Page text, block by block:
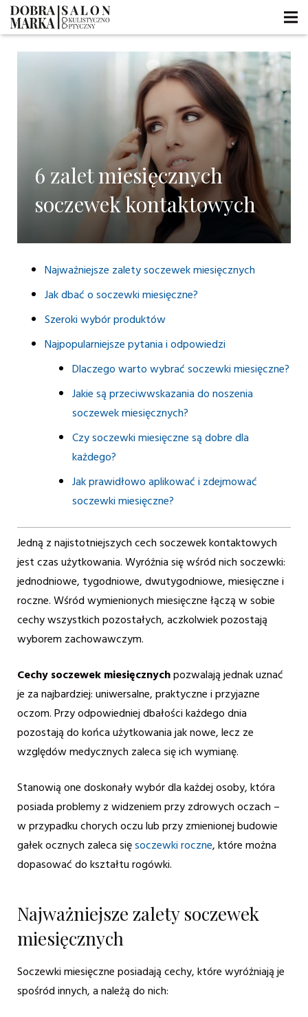
6 zalet miesięcznych
soczewek kontaktowych
Najważniejsze zalety soczewek miesięcznych
Jak dbać o soczewki miesięczne?
Szeroki wybór produktów
Najpopularniejsze pytania i odpowiedzi
Dlaczego warto wybrać soczewki miesięczne?
Jakie są przeciwwskazania do noszenia
soczewek miesięcznych?
Czy soczewki miesięczne są dobre dla
każdego?
Jak prawidłowo aplikować i zdejmować
soczewki miesięczne?
Jedną z najistotniejszych cech soczewek kontaktowych
jest czas użytkowania. Wyróżnia się wśród nich soczewki:
jednodniowe, tygodniowe, dwutygodniowe, miesięczne i
roczne. Wśród wymienionych miesięczne łączą w sobie
cechy wszystkich pozostałych, aczkolwiek pozostają
wyborem zachowawczym.
Cechy soczewek miesięcznychpozwalają jednak uznać
je za najbardziej: uniwersalne, praktyczne i przyjazne
oczom. Przy odpowiedniej dbałości każdego dnia
pozostają do końca użytkowania jak nowe, lecz ze
względów medycznych zaleca się ich wymianę.
Stanowią one doskonały wybór dla każdej osoby, która
posiada problemy z widzeniem przy zdrowych oczach –
w przypadku chorych oczu lub przy zmienionej budowie
gałek ocznych zaleca sięsoczewki roczne, które można
dopasować do kształtu rogówki.
Najważniejsze zalety soczewek
miesięcznych
Soczewki miesięczne posiadają cechy, które wyróżniają je
spośród innych, a należą do nich: